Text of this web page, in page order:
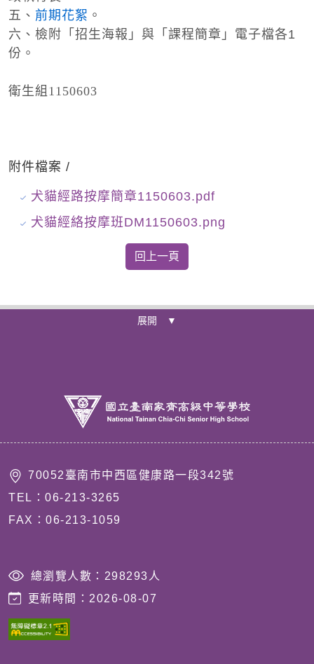
五、 前期花絮 。
六、檢附「招生海報」與「課程簡章」電子檔各1
份。
衛生組1150603
附件檔案 /
犬貓經路按摩簡章1150603.pdf
犬貓經絡按摩班DM1150603.png
展開 ▼
70052臺南市中西區健康路一段342號
TEL：06-213-3265
FAX：06-213-1059
總瀏覽人數： 298293 人
更新時間： 2026-08-07